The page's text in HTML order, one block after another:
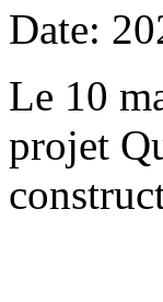
Date:
Le 10
projet